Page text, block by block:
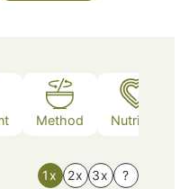
Method Nutrition
1x 2x 3x ?